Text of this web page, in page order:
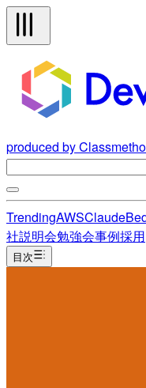
produced by
TrendingAWSClaude
社説明会勉強会事例採用
目次